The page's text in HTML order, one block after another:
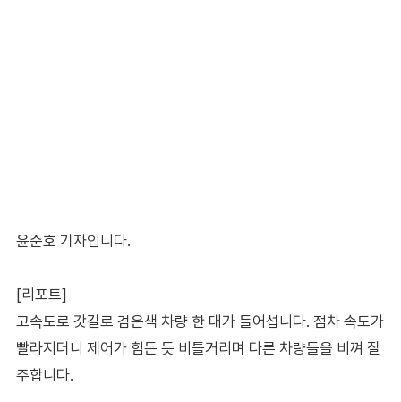
윤준호 기자입니다.
[리포트]
고속도로 갓길로 검은색 차량 한 대가 들어섭니다. 점차 속도가
빨라지더니 제어가 힘든 듯 비틀거리며 다른 차량들을 비껴 질
주합니다.